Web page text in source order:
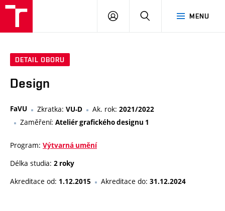
MENU
PŘIHLÁSIT
DETAIL OBORU
Design
FaVU Zkratka: VU-D Ak. rok: 2021/2022
Zaměření: Ateliér grafického designu 1
Program: Výtvarná umění
Délka studia: 2 roky
Akreditace od: 1.12.2015 Akreditace do: 31.12.2024